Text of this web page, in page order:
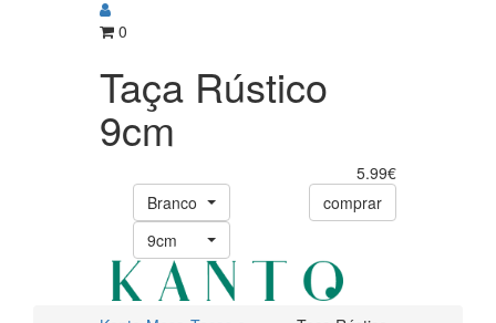
0
Taça Rústico
9cm
5.99€
Branco
9cm
comprar